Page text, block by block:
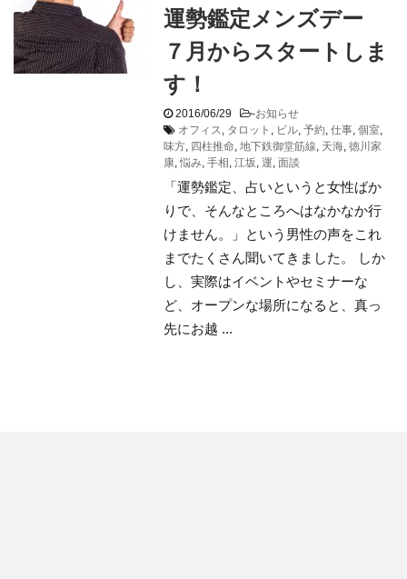
運勢鑑定メンズデー
７月からスタートしま
す！
2016/06/29 -お知らせ
オフィス, タロット , ビル, 予約, 仕事, 個室,
味方, 四柱推命, 地下鉄御堂筋線, 天海, 徳川家
康, 悩み, 手相, 江坂, 運, 面談
「運勢鑑定、占いというと女性ばか
りで、そんなところへはなかなか行
けません。」という男性の声をこれ
までたくさん聞いてきました。 しか
し、実際はイベントやセミナーな
ど、オープンな場所になると、真っ
先にお越 ...